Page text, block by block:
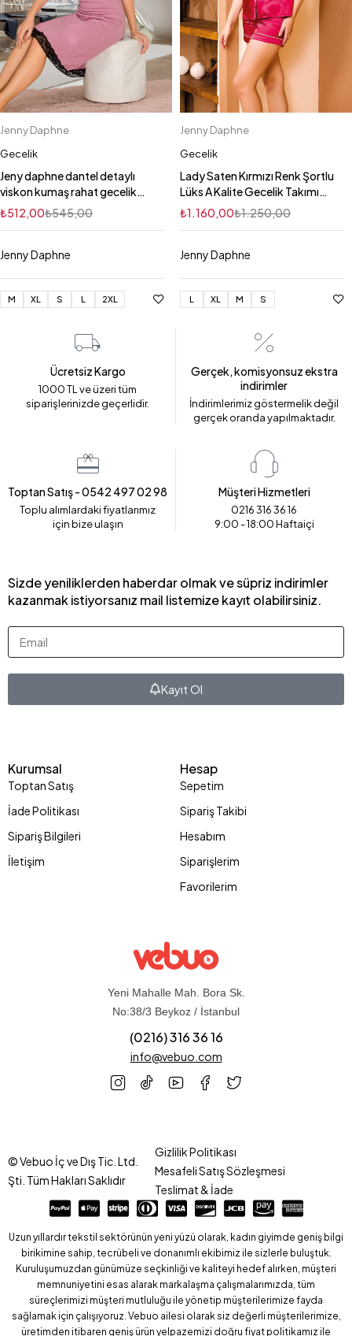
Jenny Daphne
Gecelik
Jeny daphne dantel detaylı
viskon kumaş rahat gecelik
5509
₺545,00
₺512,00
Jenny Daphne
M XL S L 2XL
Jenny Daphne
Gecelik
Lady Saten Kırmızı Renk Şortlu
Lüks A Kalite Gecelik Takımı
LADY-15031
₺1.250,00
₺1.160,00
Jenny Daphne
L XL M S
Ücretsiz Kargo
1000 TL ve üzeri tüm
siparişlerinizde geçerlidir.
Gerçek, komisyonsuz ekstra
indirimler
İndirimlerimiz göstermelik değil
gerçek oranda yapılmaktadır.
Toptan Satış - 0542 497 02 98
Toplu alımlardaki fiyatlarımız
için bize ulaşın
Müşteri Hizmetleri
0216 316 36 16
9:00 - 18:00 Haftaiçi
Yeni Mahalle Mah. Bora Sk.
No:38/3 Beykoz / İstanbul
(0216) 316 36 16
info@vebuo.com
Kurumsal
Toptan Satış
İade Politikası
Sipariş Bilgileri
İletişim
Hesap
Sepetim
Sipariş Takibi
Hesabım
Siparişlerim
Favorilerim
Sizde yeniliklerden haberdar olmak ve süpriz indirimler
kazanmak istiyorsanız mail listemize kayıt olabilirsiniz.
Kayıt Ol
© Vebuo İç ve Dış Tic. Ltd.
Şti. Tüm Hakları Saklıdır
Gizlilik Politikası
Mesafeli Satış Sözleşmesi
Teslimat & İade
Uzun yıllardır tekstil sektörünün yeni yüzü olarak, kadın giyimde geniş bilgi
birikimine sahip, tecrübeli ve donanımlı ekibimiz ile sizlerle buluştuk.
Kuruluşumuzdan günümüze seçkinliği ve kaliteyi hedef alırken, müşteri
memnuniyetini esas alarak markalaşma çalışmalarımızda, tüm
süreçlerimizi müşteri mutluluğu ile yönetip müşterilerimize fayda
sağlamak için çalışıyoruz. Vebuo ailesi olarak siz değerli müşterilerimize,
üretimden itibaren geniş ürün yelpazemizi doğru fiyat politikamız ile